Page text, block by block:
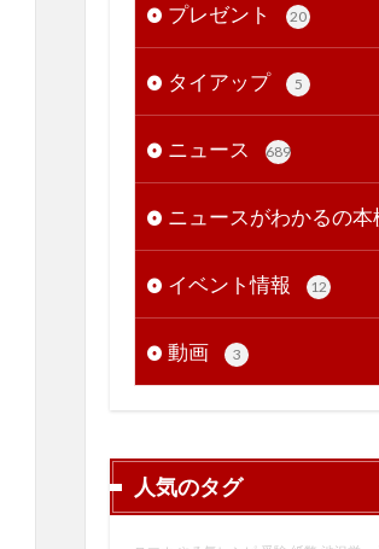
プレゼント 20
タイアップ 5
ニュース 689
ニュースがわかるの本
イベント情報 12
動画 3
人気のタグ